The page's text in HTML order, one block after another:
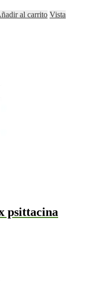
al carrito Vista
psittacina